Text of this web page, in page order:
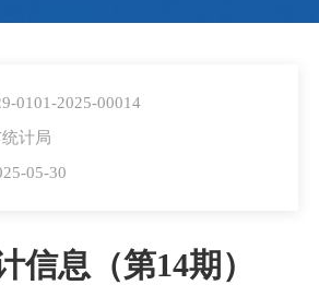
0101-2025-00014
计局
05-30
信息（第14期）